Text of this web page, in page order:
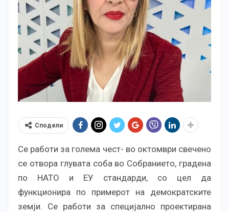
Сподели
Се работи за голема чест- во октомври свечено
се отвора глувата соба во Собранието, градена
по НАТО и ЕУ стандарди, со цел да
функционира по примерот на демократските
земји. Се работи за специјално проектирана